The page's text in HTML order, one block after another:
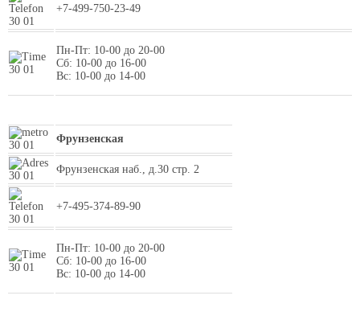
+7-499-750-23-49
Пн-Пт: 10-00 до 20-00
Сб: 10-00 до 16-00
Вс: 10-00 до 14-00
Фрунзенская
Фрунзенская наб., д.30 стр. 2
+7-495-374-89-90
Пн-Пт: 10-00 до 20-00
Сб: 10-00 до 16-00
Вс: 10-00 до 14-00